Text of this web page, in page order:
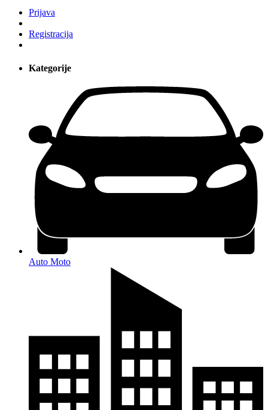
Prijava
Registracija
Kategorije
Auto Moto